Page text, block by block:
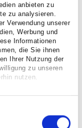
anbieten zu
zu analysieren.
Verwendung unserer
Werbung und
Informationen
die Sie ihnen
Ihrer Nutzung der
zu unseren
nutzen.
Hans Udo
und
Krankenhaus St.